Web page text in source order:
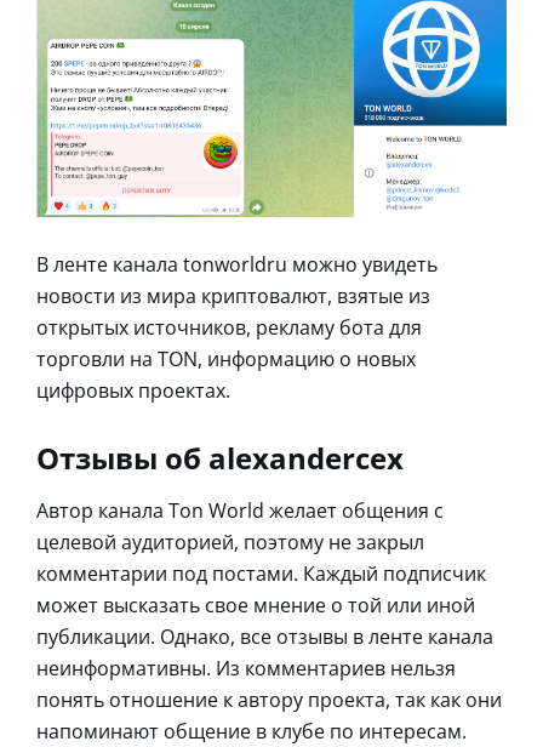
В ленте канала tonworldru можно увидеть
новости из мира криптовалют, взятые из
открытых источников, рекламу бота для
торговли на TON, информацию о новых
цифровых проектах.
Отзывы об alexandercex
Автор канала Ton World желает общения с
целевой аудиторией, поэтому не закрыл
комментарии под постами. Каждый подписчик
может высказать свое мнение о той или иной
публикации. Однако, все отзывы в ленте канала
неинформативны. Из комментариев нельзя
понять отношение к автору проекта, так как они
напоминают общение в клубе по интересам.